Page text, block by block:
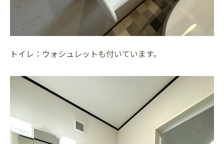
トイレ：ウォシュレットも付いています。